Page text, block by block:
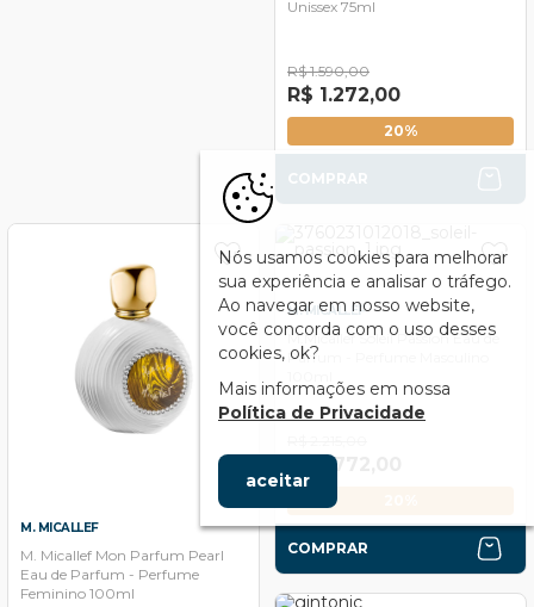
Unissex 75ml
R$ 1.590,00
R$ 1.272,00
20%
COMPRAR
M. MICALLEF
M. Micallef Mon Parfum Pearl
Eau de Parfum - Perfume
Feminino 100ml
M. MICALLEF
M.Micallef Soleil Passion Eau de
Parfum - Perfume Masculino
R$ 1.772,00
COMPRAR
Nós usamos cookies para melhorar
sua experiência e analisar o tráfego.
Ao navegar em nosso website,
você concorda com o uso desses
cookies, ok?
Mais informações em nossa
Política de Privacidade
aceitar